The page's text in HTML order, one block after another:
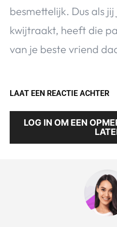
besmettelijk. Dus als
kwijtraakt, heeft die
van je beste vriend
LAAT EEN REACTIE ACHTER
LOG IN OM EEN